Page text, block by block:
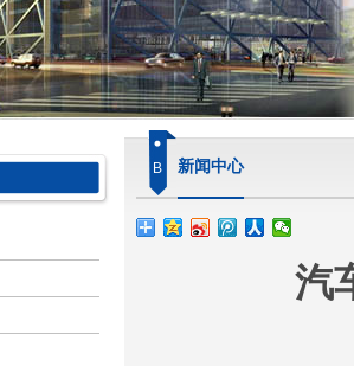
B 新闻中心
汽